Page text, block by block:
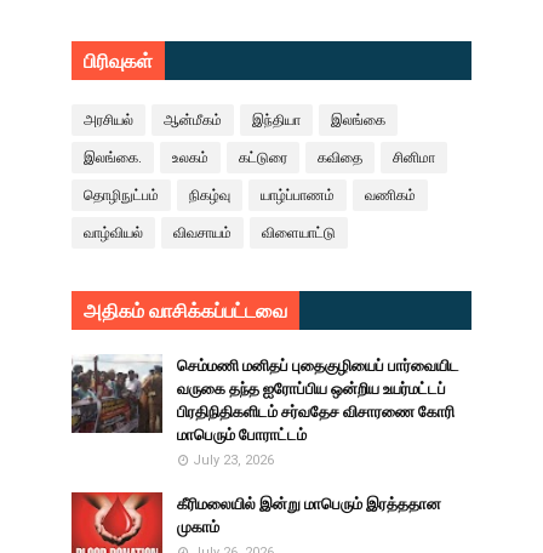
பிரிவுகள்
அரசியல் ஆன்மீகம் இந்தியா இலங்கை
இலங்கை. உலகம் கட்டுரை கவிதை சினிமா
தொழிநுட்பம் நிகழ்வு யாழ்ப்பாணம் வணிகம்
வாழ்வியல் விவசாயம் விளையாட்டு
அதிகம் வாசிக்கப்பட்டவை
செம்மணி மனிதப் புதைகுழியைப் பார்வையிட
வருகை தந்த ஐரோப்பிய ஒன்றிய உயர்மட்டப்
பிரதிநிதிகளிடம் சர்வதேச விசாரணை கோரி
மாபெரும் போராட்டம்
July 23, 2026
கீரிமலையில் இன்று மாபெரும் இரத்ததான
முகாம்